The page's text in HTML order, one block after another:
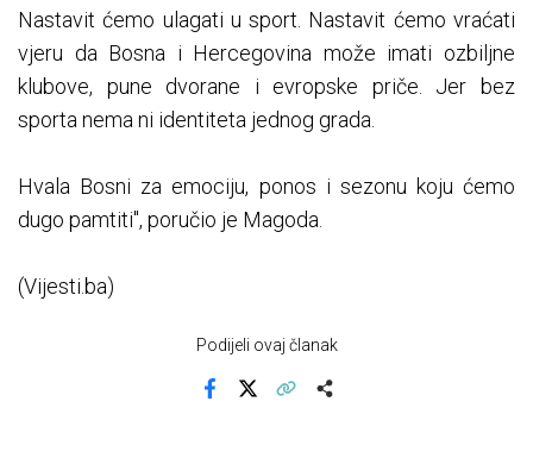
Nastavit ćemo ulagati u sport. Nastavit ćemo vraćati
vjeru da Bosna i Hercegovina može imati ozbiljne
klubove, pune dvorane i evropske priče. Jer bez
sporta nema ni identiteta jednog grada.
Hvala Bosni za emociju, ponos i sezonu koju ćemo
dugo pamtiti", poručio je Magoda.
(Vijesti.ba)
Podijeli ovaj članak